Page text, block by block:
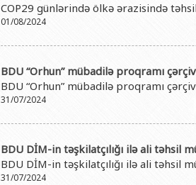
COP29 günlərində ölkə ərazisində
01/08/2024
BDU “Orhun” mübadilə proqramı
BDU “Orhun” mübadilə proqramı
31/07/2024
BDU DİM-in təşkilatçılığı ilə ali təhsil
BDU DİM-in təşkilatçılığı ilə ali təhsil
31/07/2024